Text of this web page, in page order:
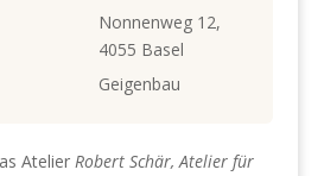
Nonnenweg 12,
4055 Basel
Geigenbau
Atelier Robert Schär, Atelier für